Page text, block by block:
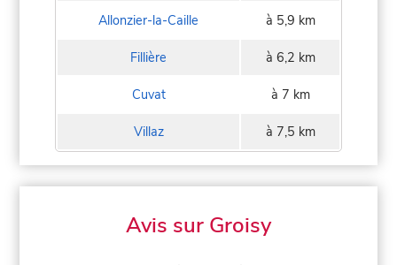
Allonzier-la-Caille à 5,9 km
Fillière à 6,2 km
Cuvat à 7 km
Villaz à 7,5 km
Avis sur Groisy